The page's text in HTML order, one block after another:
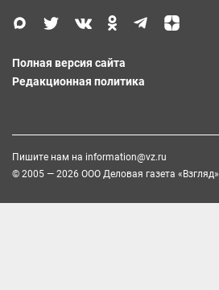
Полная версия сайта
Редакционная политика
Пишите нам на information@vz.ru
© 2005 — 2026 ООО Деловая газета «Взгляд»